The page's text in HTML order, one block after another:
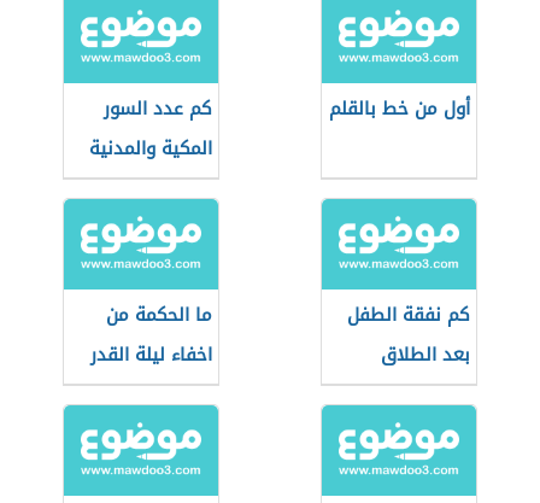
أول من خط بالقلم
كم عدد السور
المكية والمدنية
كم نفقة الطفل
بعد الطلاق
ما الحكمة من
اخفاء ليلة القدر